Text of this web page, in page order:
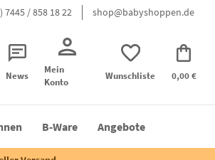
7445 / 858 18 22 shop@babyshoppen.de
News
Mein
Konto
Wunschliste 0,00 €
B-Ware Angebote